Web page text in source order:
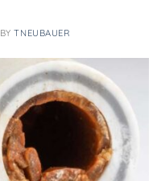
BYTNEUBAUER